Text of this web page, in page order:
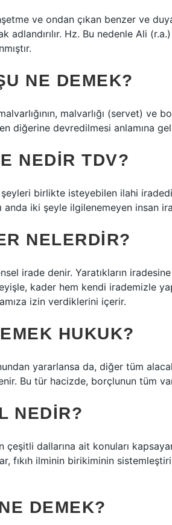
ve ondan çıkan benzer ve
adlandırılır. Hz. Bu nedenle Ali
NE DEMEK?
malvarlığı (servet)
diğerine devredilmesi anlamına
NEDIR TDV?
birlikte isteyebilen ilahi
anda iki şeyle ilgilenemeyen insan
NELERDIR?
irade denir. Yaratıkların
kader hem kendi irademizle
izin verdiklerini içerir.
HUKUK?
yararlansa da, diğer tüm
Bu tür hacizde, borçlunun tüm
NEDIR?
çeşitli dallarına ait konuları
fıkıh ilminin birikiminin
DEMEK?